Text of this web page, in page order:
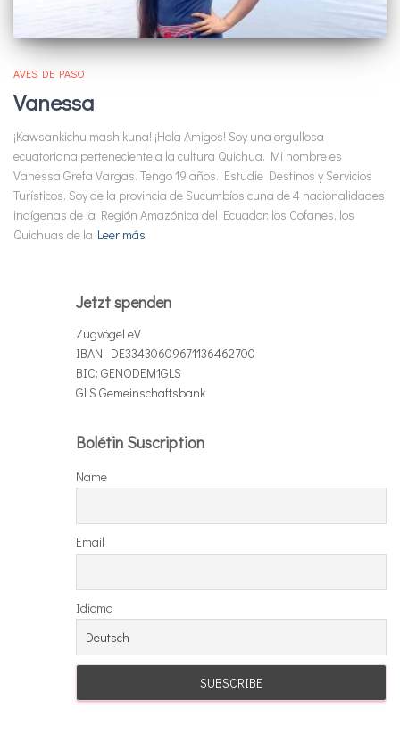
AVES DE PASO
Vanessa
¡Kawsankichu mashikuna! ¡Hola Amigos! Soy una orgullosa
ecuatoriana perteneciente a la cultura Quichua. Mi nombre es
Vanessa Grefa Vargas. Tengo 19 años. Estudie Destinos y Servicios
Turísticos. Soy de la provincia de Sucumbíos cuna de 4 nacionalidades
indígenas de la Región Amazónica del Ecuador: los Cofanes, los
Quichuas de la Leer más
Jetzt spenden
Zugvögel eV
IBAN: DE33430609671136462700
BIC: GENODEM1GLS
GLS Gemeinschaftsbank
Bolétin Suscription
Name
Email
Idioma